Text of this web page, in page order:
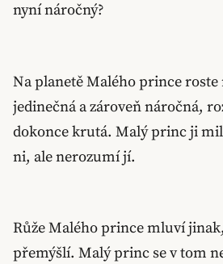
nyní náročný?
Na planetě Malého prince roste
jedinečná a zároveň náročná,
dokonce krutá. Malý princ ji
ni, ale nerozumí jí.
Růže Malého prince mluví
přemýšlí. Malý princ se v tom